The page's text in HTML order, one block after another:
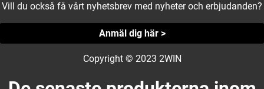
Vill du också få vårt nyhetsbrev med nyheter och erbjudanden?
Anmäl dig här >
Copyright © 2023 2WIN